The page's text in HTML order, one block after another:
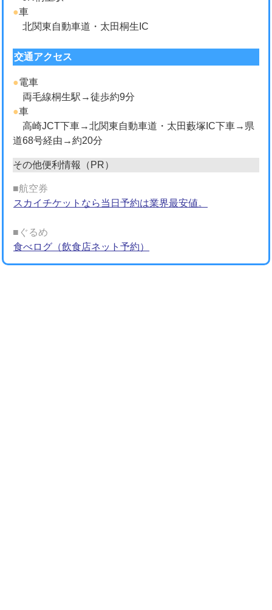
●車
北関東自動車道・太田桐生IC
交通アクセス
●電車
両毛線桐生駅→徒歩約9分
●車
高崎JCT下車→北関東自動車道・太田藪塚IC下車→県
道68号経由→約20分
その他便利情報（PR）
■航空券
スカイチケットなら当日予約は業界最安値。
■ぐるめ
食べログ（飲食店ネット予約）